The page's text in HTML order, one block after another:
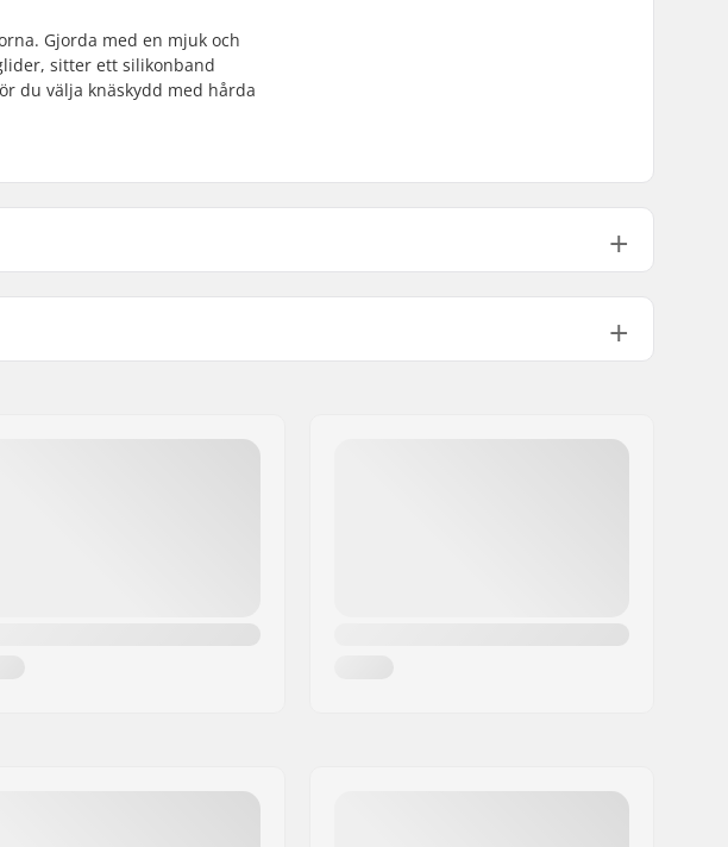
Gjorda med en mjuk och
sitter ett silikonband
du välja knäskydd med hårda
Lycra